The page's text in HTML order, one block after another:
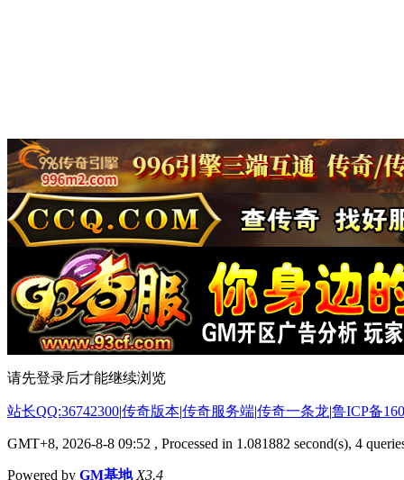
请先登录后才能继续浏览
站长QQ:36742300|传奇版本|传奇服务端|传奇一条龙|鲁ICP备
GMT+8, 2026-8-8 09:52 , Processed in 1.081882 second(s), 4
Powered by GM基地 X3.4